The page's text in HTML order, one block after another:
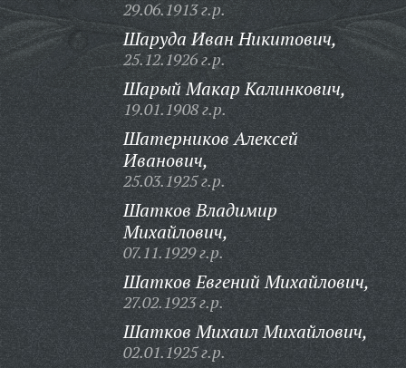
29.06.1913 г.р.
Шаруда Иван Никитович,
25.12.1926 г.р.
Шарый Макар Калинкович,
19.01.1908 г.р.
Шатерников Алексей
Иванович,
25.03.1925 г.р.
Шатков Владимир
Михайлович,
07.11.1929 г.р.
Шатков Евгений Михайлович,
27.02.1923 г.р.
Шатков Михаил Михайлович,
02.01.1925 г.р.